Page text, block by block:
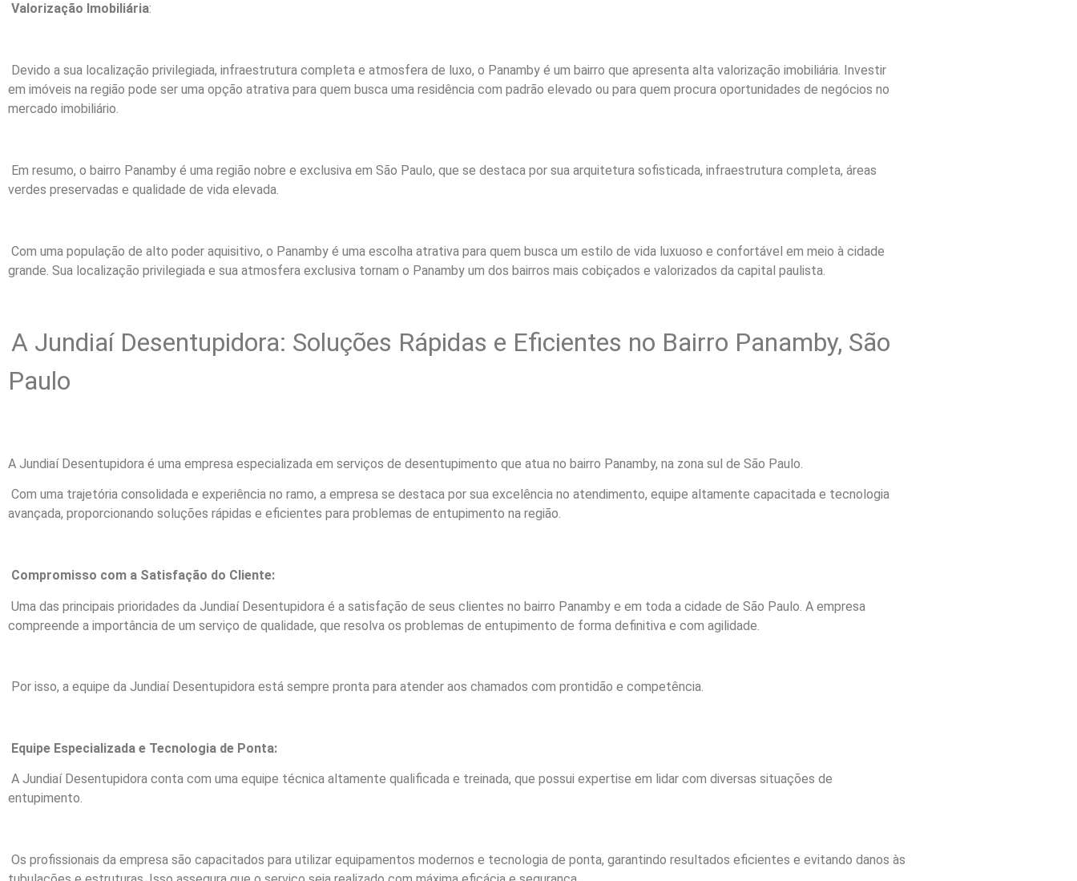
Valorização Imobiliária:
Devido a sua localização privilegiada, infraestrutura completa e atmosfera de luxo, o Panamby é um bairro que apresenta alta valorização imobiliária. Investir
em imóveis na região pode ser uma opção atrativa para quem busca uma residência com padrão elevado ou para quem procura oportunidades de negócios no
mercado imobiliário.
Em resumo, o bairro Panamby é uma região nobre e exclusiva em São Paulo, que se destaca por sua arquitetura sofisticada, infraestrutura completa, áreas
verdes preservadas e qualidade de vida elevada.
Com uma população de alto poder aquisitivo, o Panamby é uma escolha atrativa para quem busca um estilo de vida luxuoso e confortável em meio à cidade
grande. Sua localização privilegiada e sua atmosfera exclusiva tornam o Panamby um dos bairros mais cobiçados e valorizados da capital paulista.
A Jundiaí Desentupidora: Soluções Rápidas e Eficientes no Bairro Panamby, São
Paulo
A Jundiaí Desentupidora é uma empresa especializada em serviços de desentupimento que atua no bairro Panamby, na zona sul de São Paulo.
Com uma trajetória consolidada e experiência no ramo, a empresa se destaca por sua excelência no atendimento, equipe altamente capacitada e tecnologia
avançada, proporcionando soluções rápidas e eficientes para problemas de entupimento na região.
Compromisso com a Satisfação do Cliente:
Uma das principais prioridades da Jundiaí Desentupidora é a satisfação de seus clientes no bairro Panamby e em toda a cidade de São Paulo. A empresa
compreende a importância de um serviço de qualidade, que resolva os problemas de entupimento de forma definitiva e com agilidade.
Por isso, a equipe da Jundiaí Desentupidora está sempre pronta para atender aos chamados com prontidão e competência.
Equipe Especializada e Tecnologia de Ponta:
A Jundiaí Desentupidora conta com uma equipe técnica altamente qualificada e treinada, que possui expertise em lidar com diversas situações de
entupimento.
Os profissionais da empresa são capacitados para utilizar equipamentos modernos e tecnologia de ponta, garantindo resultados eficientes e evitando danos às